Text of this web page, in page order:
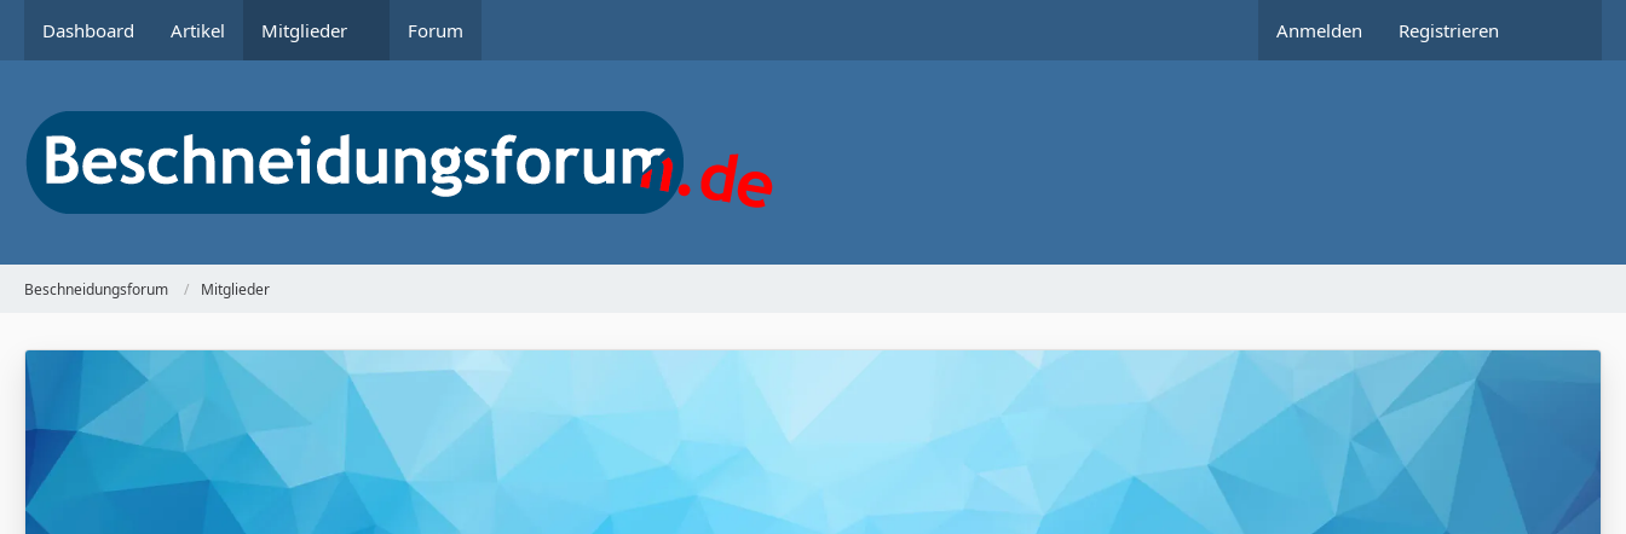
Dashboard Artikel Mitglieder Forum Anmelden Registrieren
Beschneidungsforum Mitglieder